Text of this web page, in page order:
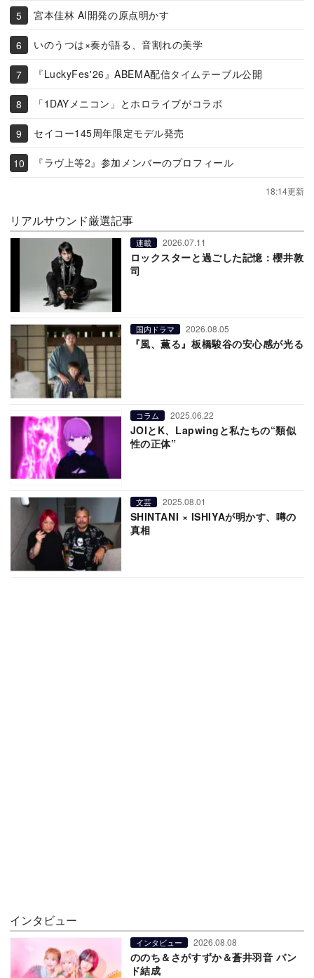
宮本佳林 AI開発の原点明かす
いのうつは×奏が語る、音割れの美学
『LuckyFes'26』ABEMA配信タイムテーブル公開
「1DAYメニコン」とホロライブがコラボ
セイコー145周年限定モデル発売
『ラヴ上等2』参加メンバーのプロフィール
18:14更新
リアルサウンド厳選記事
連載 2026.07.11
ロックスターと過ごした記憶：櫻井敦
司
国内ドラマ 2026.08.05
『風、薫る』板橋駿谷の安心感が光る
コラム 2025.06.22
JOIとK、Lapwingと私たちの“類似
性の正体”
文芸 2025.08.01
SHINTANI × ISHIYAが明かす、噂の
真相
インタビュー
インタビュー 2026.08.08
ののち＆さがすずか＆蒼井羽音 バン
ド結成